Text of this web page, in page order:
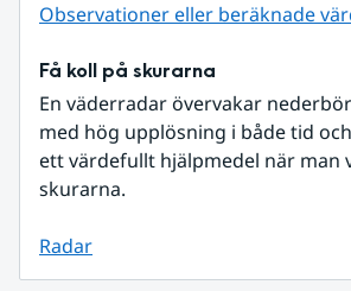
Observationer eller beräknade
Få koll på skurarna
En väderradar övervakar
med hög upplösning i både tid
ett värdefullt hjälpmedel när man
skurarna.
Radar